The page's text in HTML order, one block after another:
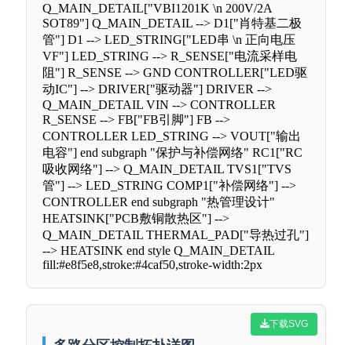
Q_MAIN_DETAIL["VBI1201K \n 200V/2A
SOT89"] Q_MAIN_DETAIL --> D1["肖特基二极
管"] D1 --> LED_STRING["LED串 \n 正向电压
VF"] LED_STRING --> R_SENSE["电流采样电
阻"] R_SENSE --> GND CONTROLLER["LED驱
动IC"] --> DRIVER["驱动器"] DRIVER -->
Q_MAIN_DETAIL VIN --> CONTROLLER
R_SENSE --> FB["FB引脚"] FB -->
CONTROLLER LED_STRING --> VOUT["输出
电容"] end subgraph "保护与补偿网络" RC1["RC
吸收网络"] --> Q_MAIN_DETAIL TVS1["TVS
管"] --> LED_STRING COMP1["补偿网络"] -->
CONTROLLER end subgraph "热管理设计"
HEATSINK["PCB敷铜散热区"] -->
Q_MAIN_DETAIL THERMAL_PAD["导热过孔"]
--> HEATSINK end style Q_MAIN_DETAIL
fill:#e8f5e8,stroke:#4caf50,stroke-width:2px
下载SVG